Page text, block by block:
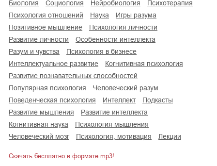
биология социология нейробиология
психотерапия
психология отношений
наука
игры разума
позитивное мышление
психология личности
развитие личности
особенности интеллекта
разум и чувства
психология в бизнесе
интеллектуальное развитие
когнитивная психология
развитие познавательных способностей
популярная психология
человеческий разум
поведенческая психология
интеллект
подкасты
развитие мышления
развитие интеллекта
когнитивная наука
психология мышления
человеческий мозг
психология, мотивация лекции
Скачать бесплатно в формате mp3!